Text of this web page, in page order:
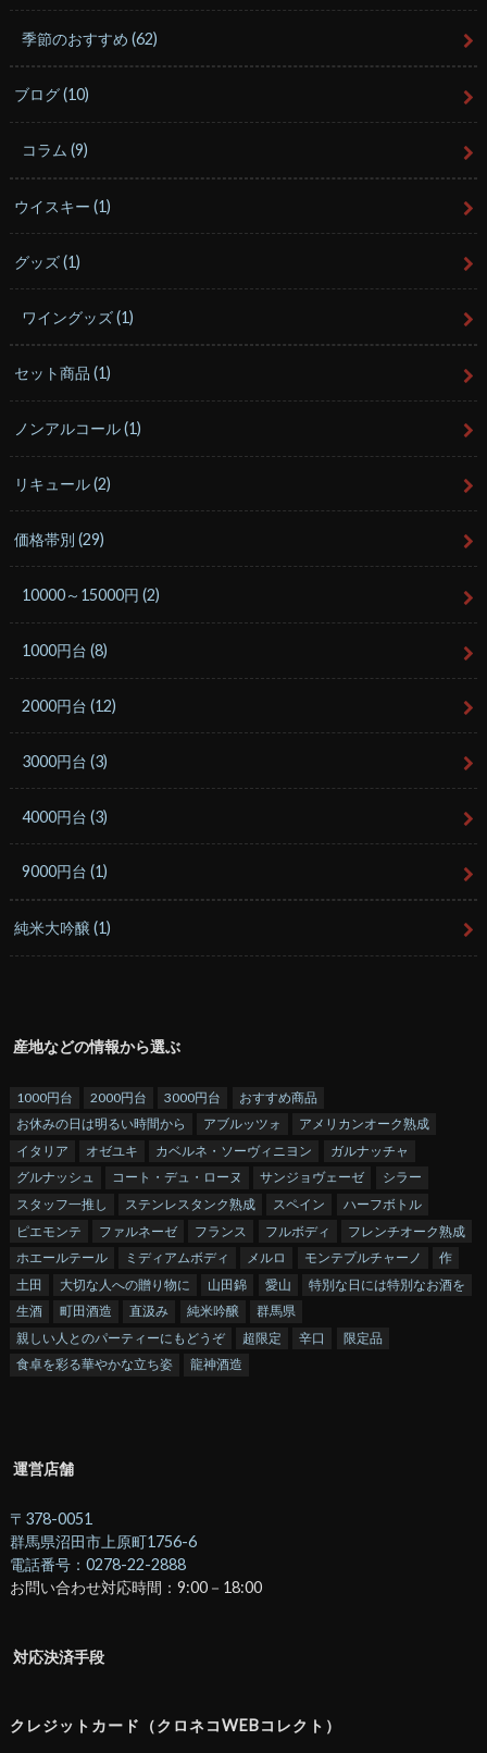
季節のおすすめ(62)
ブログ(10)
コラム(9)
ウイスキー(1)
グッズ(1)
ワイングッズ(1)
セット商品(1)
ノンアルコール(1)
リキュール(2)
価格帯別(29)
10000～15000円(2)
1000円台(8)
2000円台(12)
3000円台(3)
4000円台(3)
9000円台(1)
純米大吟醸(1)
産地などの情報から選ぶ
1000円台 2000円台 3000円台
おすすめ商品
お休みの日は明るい時間から
アブルッツォ
アメリカンオーク熟成
イタリア
オゼユキ カベルネ・ソーヴィニヨン
ガルナッチャ
グルナッシュ
コート・デュ・ローヌ サンジョヴェーゼ
シラー
スタッフ一推し
ステンレスタンク熟成 スペイン
ハーフボトル
ピエモンテ
ファルネーゼ フランス フルボディ
フレンチオーク熟成
ホエールテール
ミディアムボディ メルロ モンテプルチャーノ
作
土田
大切な人への贈り物に 山田錦 愛山
特別な日には特別なお酒を
生酒
町田酒造 直汲み 純米吟醸
群馬県
親しい人とのパーティーにもどうぞ
超限定 辛口
限定品
食卓を彩る華やかな立ち姿
龍神酒造
運営店舗
〒378-0051
群馬県沼田市上原町1756-6
電話番号：0278-22-2888
お問い合わせ対応時間：9:00－18:00
対応決済手段
クレジットカード（クロネコWEBコレクト）